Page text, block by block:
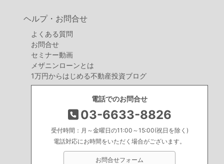
ヘルプ・お問合せ
よくある質問
お問合せ
セミナー動画
メザニンローンとは
1万円からはじめる不動産投資ブログ
電話でのお問合せ
03-6633-8826
受付時間：月～金曜日の11:00～15:00(祝日を除く)
電話対応にお時間をいただく場合がございます。
お問合せフォーム